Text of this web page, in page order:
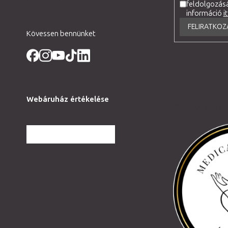
Kövessen bennünket
információ
Webáruház értékelése